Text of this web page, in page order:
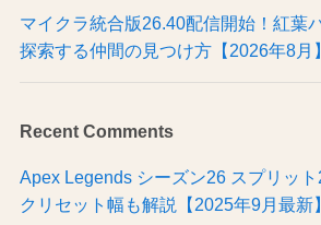
マイクラ統合版26.40配信開始！紅葉
探索する仲間の見つけ方【2026年8月】
Recent Comments
Apex Legends シーズン26 スプリッ
クリセット幅も解説【2025年9月最新】